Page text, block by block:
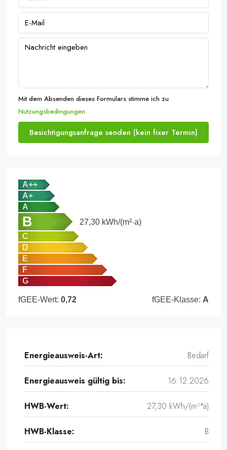
Mit dem Absenden dieses Formulars stimme ich zu
Nutzungsbedingungen
Besichtigungsanfrage senden (kein fixer Termin)
A++
A+
A
B 27,30 kWh/(m²·a)
C
D
E
F
G
fGEE-Wert: 0,72 fGEE-Klasse: A
Energieausweis-Art: Bedarf
Energieausweis gültig bis: 16.12.2026
HWB-Wert: 27,30 kWh/(m²*a)
HWB-Klasse: B